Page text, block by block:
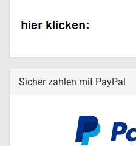
Sicher zahlen mit PayPal